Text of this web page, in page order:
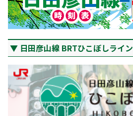
日田彦山線 BRTひこぼしライン